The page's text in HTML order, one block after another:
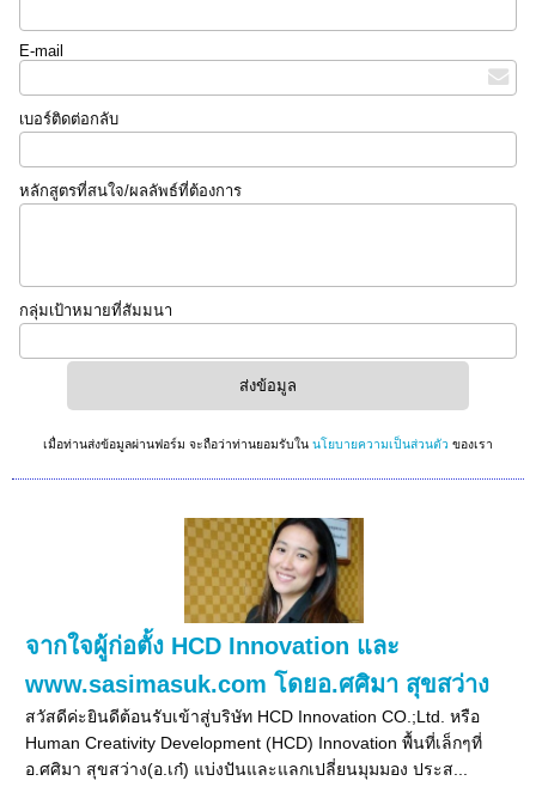
E-mail
เบอร์ติดต่อกลับ
หลักสูตรที่สนใจ/ผลลัพธ์ที่ต้องการ
กลุ่มเป้าหมายที่สัมมนา
เมื่อท่านส่งข้อมูลผ่านฟอร์ม จะถือว่าท่านยอมรับใน นโยบายความเป็นส่วนตัว ของเรา
จากใจผู้ก่อตั้ง HCD Innovation และ
www.sasimasuk.com โดยอ.ศศิมา สุขสว่าง
สวัสดีค่ะยินดีต้อนรับเข้าสู่บริษัท HCD Innovation CO.;Ltd. หรือ
Human Creativity Development (HCD) Innovation พื้นที่เล็กๆที่
อ.ศศิมา สุขสว่าง(อ.เก๋) แบ่งปันและแลกเปลี่ยนมุมมอง ประส...